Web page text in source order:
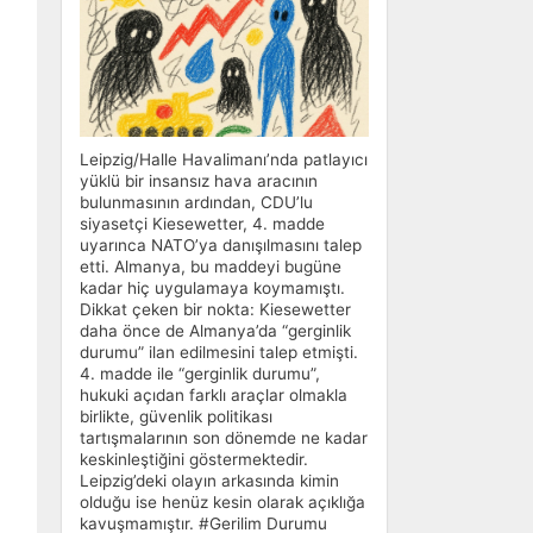
Leipzig/Halle Havalimanı’nda patlayıcı
yüklü bir insansız hava aracının
bulunmasının ardından, CDU’lu
siyasetçi Kiesewetter, 4. madde
uyarınca NATO’ya danışılmasını talep
etti. Almanya, bu maddeyi bugüne
kadar hiç uygulamaya koymamıştı.
Dikkat çeken bir nokta: Kiesewetter
daha önce de Almanya’da “gerginlik
durumu” ilan edilmesini talep etmişti.
4. madde ile “gerginlik durumu”,
hukuki açıdan farklı araçlar olmakla
birlikte, güvenlik politikası
tartışmalarının son dönemde ne kadar
keskinleştiğini göstermektedir.
Leipzig’deki olayın arkasında kimin
olduğu ise henüz kesin olarak açıklığa
kavuşmamıştır. #Gerilim Durumu